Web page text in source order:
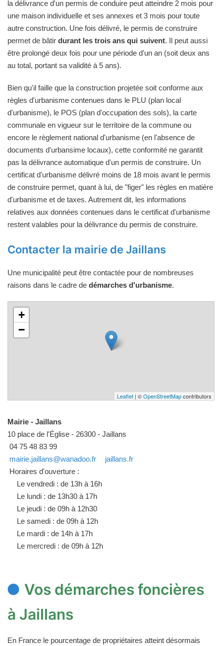
la délivrance d'un permis de conduire peut atteindre 2 mois pour
une maison individuelle et ses annexes et 3 mois pour toute
autre construction. Une fois délivré, le permis de construire
permet de bâtir durant les trois ans qui suivent. Il peut aussi
être prolongé deux fois pour une période d'un an (soit deux ans
au total, portant sa validité à 5 ans).
Bien qu'il faille que la construction projetée soit conforme aux
règles d'urbanisme contenues dans le PLU (plan local
d'urbanisme), le POS (plan d'occupation des sols), la carte
communale en vigueur sur le territoire de la commune ou
encore le règlement national d'urbanisme (en l'absence de
documents d'urbansime locaux), cette conformité ne garantit
pas la délivrance automatique d'un permis de construire. Un
certificat d'urbanisme délivré moins de 18 mois avant le permis
de construire permet, quant à lui, de "figer" les règles en matière
d'urbanisme et de taxes. Autrement dit, les informations
relatives aux données contenues dans le certificat d'urbanisme
restent valables pour la délivrance du permis de construire.
Contacter la mairie de Jaillans
Une municipalité peut être contactée pour de nombreuses
raisons dans le cadre de démarches d'urbanisme.
+
−
Leaflet | ©OpenStreetMapcontributors
Mairie - Jaillans
10 place de l'Église - 26300 - Jaillans
04 75 48 83 99
mairie.jaillans@wanadoo.fr
jaillans.fr
Horaires d'ouverture :
Le vendredi : de 13h à 16h
Le lundi : de 13h30 à 17h
Le jeudi : de 09h à 12h30
Le samedi : de 09h à 12h
Le mardi : de 14h à 17h
Le mercredi : de 09h à 12h
Vos démarches foncières
à Jaillans
En France le pourcentage de propriétaires atteint désormais